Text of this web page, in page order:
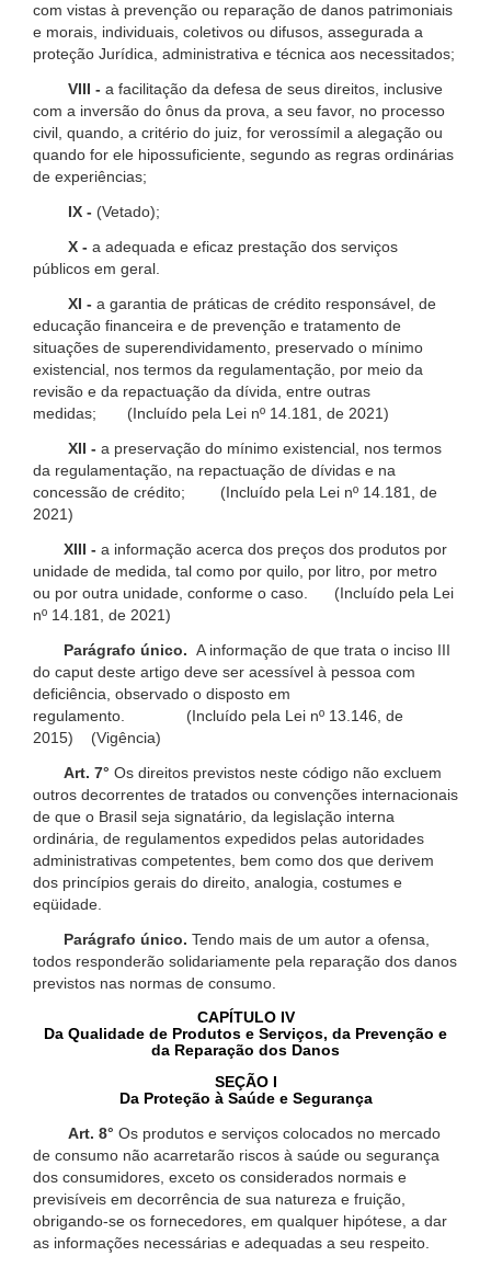
com vistas à prevenção ou reparação de danos patrimoniais
e morais, individuais, coletivos ou difusos, assegurada a
proteção Jurídica, administrativa e técnica aos necessitados;
VIII - a facilitação da defesa de seus direitos, inclusive
com a inversão do ônus da prova, a seu favor, no processo
civil, quando, a critério do juiz, for verossímil a alegação ou
quando for ele hipossuficiente, segundo as regras ordinárias
de experiências;
IX - (Vetado);
X - a adequada e eficaz prestação dos serviços
públicos em geral.
XI - a garantia de práticas de crédito responsável, de
educação financeira e de prevenção e tratamento de
situações de superendividamento, preservado o mínimo
existencial, nos termos da regulamentação, por meio da
revisão e da repactuação da dívida, entre outras
medidas; (Incluído pela Lei nº 14.181, de 2021)
XII - a preservação do mínimo existencial, nos termos
da regulamentação, na repactuação de dívidas e na
concessão de crédito; (Incluído pela Lei nº 14.181, de
2021)
XIII - a informação acerca dos preços dos produtos por
unidade de medida, tal como por quilo, por litro, por metro
ou por outra unidade, conforme o caso. (Incluído pela Lei
nº 14.181, de 2021)
Parágrafo único. A informação de que trata o inciso III
do caput deste artigo deve ser acessível à pessoa com
deficiência, observado o disposto em
regulamento. (Incluído pela Lei nº 13.146, de
2015) (Vigência)
Art. 7° Os direitos previstos neste código não excluem
outros decorrentes de tratados ou convenções internacionais
de que o Brasil seja signatário, da legislação interna
ordinária, de regulamentos expedidos pelas autoridades
administrativas competentes, bem como dos que derivem
dos princípios gerais do direito, analogia, costumes e
eqüidade.
Parágrafo único. Tendo mais de um autor a ofensa,
todos responderão solidariamente pela reparação dos danos
previstos nas normas de consumo.
CAPÍTULO IV
Da Qualidade de Produtos e Serviços, da Prevenção e
da Reparação dos Danos
SEÇÃO I
Da Proteção à Saúde e Segurança
Art. 8° Os produtos e serviços colocados no mercado
de consumo não acarretarão riscos à saúde ou segurança
dos consumidores, exceto os considerados normais e
previsíveis em decorrência de sua natureza e fruição,
obrigando-se os fornecedores, em qualquer hipótese, a dar
as informações necessárias e adequadas a seu respeito.